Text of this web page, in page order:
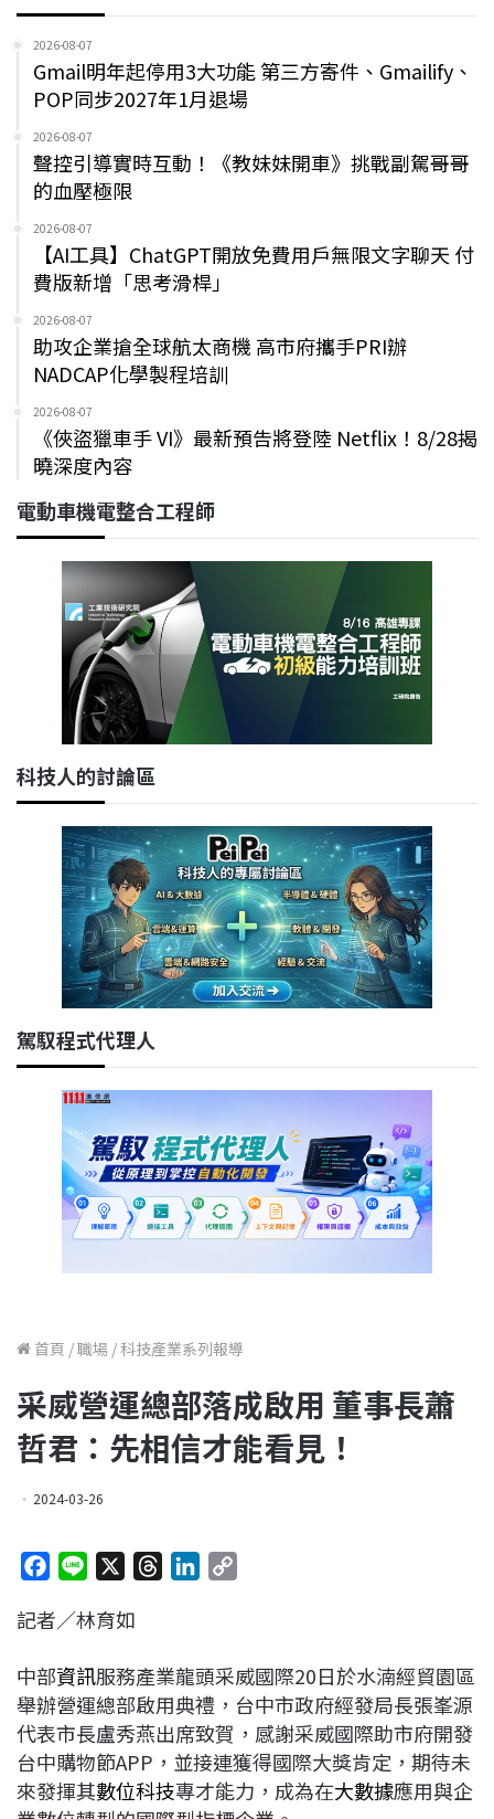
2026-08-07
Gmail明年起停用3大功能 第三方寄件、Gmailify、
POP同步2027年1月退場
2026-08-07
聲控引導實時互動！《教妹妹開車》挑戰副駕哥哥
的血壓極限
2026-08-07
【AI工具】ChatGPT開放免費用戶無限文字聊天 付
費版新增「思考滑桿」
2026-08-07
助攻企業搶全球航太商機 高市府攜手PRI辦
NADCAP化學製程培訓
2026-08-07
《俠盜獵車手 VI》最新預告將登陸 Netflix！8/28揭
曉深度內容
電動車機電整合工程師
科技人的討論區
駕馭程式代理人